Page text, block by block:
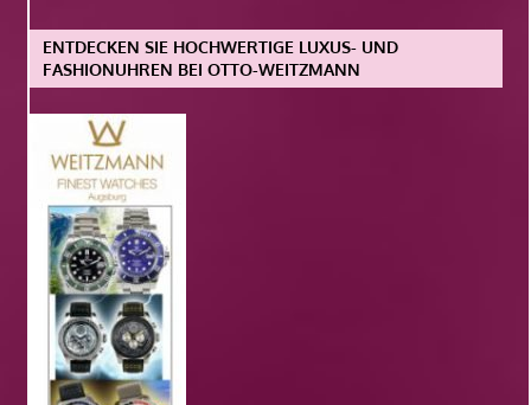
ENTDECKEN SIE HOCHWERTIGE LUXUS- UND
FASHIONUHREN BEI OTTO-WEITZMANN